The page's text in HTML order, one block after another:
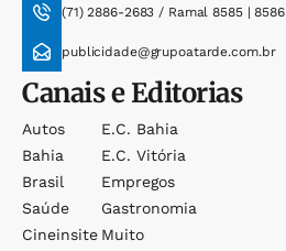
(71) 2886-2683 / Ramal 8585 | 8586
publicidade@grupoatarde.com.br
Canais e Editorias
Autos
Bahia
Brasil
Saúde
Cineinsite
E.c. Bahia
E.c. Vitória
Empregos
Gastronomia
Muito